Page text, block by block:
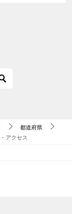
都道府県
アクセス